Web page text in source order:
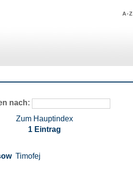
A-Z
nach:
Zum Hauptindex
1 Eintrag
Timofej